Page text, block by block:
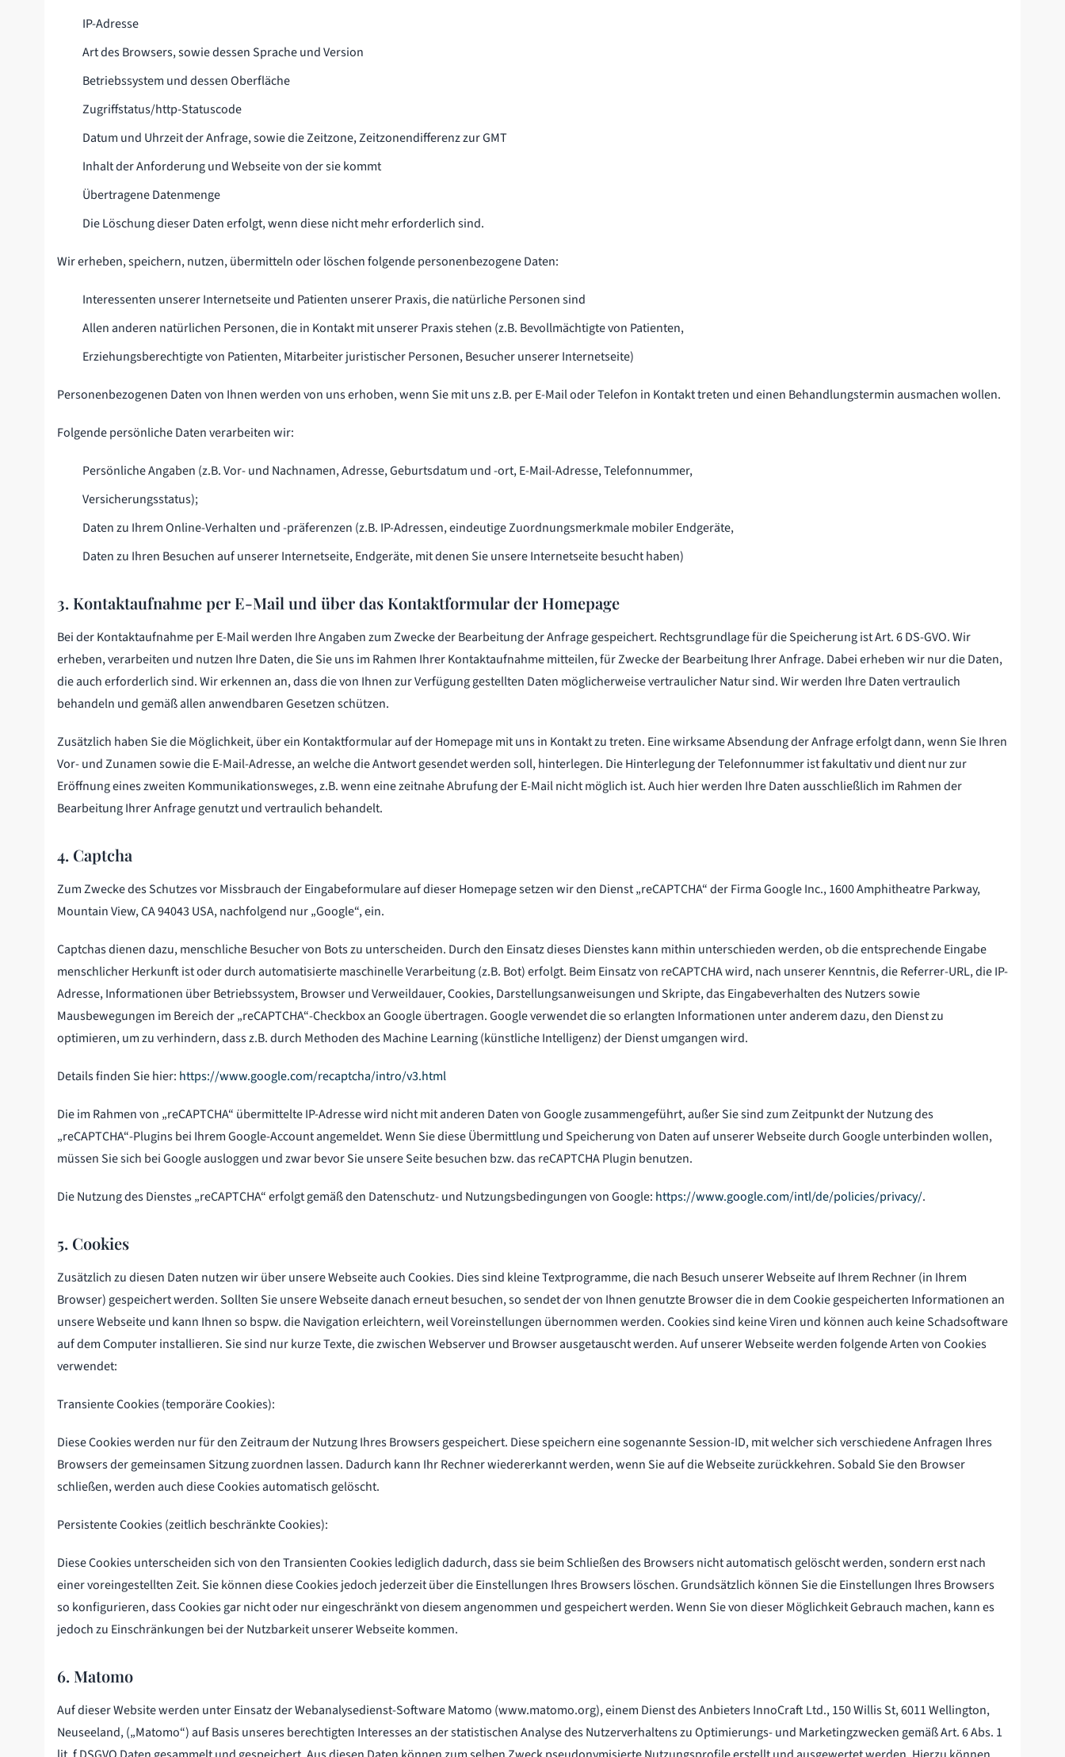
IP-Adresse
Art des Browsers, sowie dessen Sprache und Version
Betriebssystem und dessen Oberfläche
Zugriffstatus/http-Statuscode
Datum und Uhrzeit der Anfrage, sowie die Zeitzone, Zeitzonendifferenz zur GMT
Inhalt der Anforderung und Webseite von der sie kommt
Übertragene Datenmenge
Die Löschung dieser Daten erfolgt, wenn diese nicht mehr erforderlich sind.
Wir erheben, speichern, nutzen, übermitteln oder löschen folgende personenbezogene Daten:
Interessenten unserer Internetseite und Patienten unserer Praxis, die natürliche Personen sind
Allen anderen natürlichen Personen, die in Kontakt mit unserer Praxis stehen (z.B. Bevollmächtigte von Patienten,
Erziehungsberechtigte von Patienten, Mitarbeiter juristischer Personen, Besucher unserer Internetseite)
Personenbezogenen Daten von Ihnen werden von uns erhoben, wenn Sie mit uns z.B. per E-Mail oder Telefon in Kontakt treten und einen Behandlungstermin ausmachen wollen.
Folgende persönliche Daten verarbeiten wir:
Persönliche Angaben (z.B. Vor- und Nachnamen, Adresse, Geburtsdatum und -ort, E-Mail-Adresse, Telefonnummer,
Versicherungsstatus);
Daten zu Ihrem Online-Verhalten und -präferenzen (z.B. IP-Adressen, eindeutige Zuordnungsmerkmale mobiler Endgeräte,
Daten zu Ihren Besuchen auf unserer Internetseite, Endgeräte, mit denen Sie unsere Internetseite besucht haben)
3. Kontaktaufnahme per E-Mail und über das Kontaktformular der Homepage
Bei der Kontaktaufnahme per E-Mail werden Ihre Angaben zum Zwecke der Bearbeitung der Anfrage gespeichert. Rechtsgrundlage für die Speicherung ist Art. 6 DS-GVO. Wir
erheben, verarbeiten und nutzen Ihre Daten, die Sie uns im Rahmen Ihrer Kontaktaufnahme mitteilen, für Zwecke der Bearbeitung Ihrer Anfrage. Dabei erheben wir nur die Daten,
die auch erforderlich sind. Wir erkennen an, dass die von Ihnen zur Verfügung gestellten Daten möglicherweise vertraulicher Natur sind. Wir werden Ihre Daten vertraulich
behandeln und gemäß allen anwendbaren Gesetzen schützen.
Zusätzlich haben Sie die Möglichkeit, über ein Kontaktformular auf der Homepage mit uns in Kontakt zu treten. Eine wirksame Absendung der Anfrage erfolgt dann, wenn Sie Ihren
Vor- und Zunamen sowie die E-Mail-Adresse, an welche die Antwort gesendet werden soll, hinterlegen. Die Hinterlegung der Telefonnummer ist fakultativ und dient nur zur
Eröffnung eines zweiten Kommunikationsweges, z.B. wenn eine zeitnahe Abrufung der E-Mail nicht möglich ist. Auch hier werden Ihre Daten ausschließlich im Rahmen der
Bearbeitung Ihrer Anfrage genutzt und vertraulich behandelt.
4. Captcha
Zum Zwecke des Schutzes vor Missbrauch der Eingabeformulare auf dieser Homepage setzen wir den Dienst „reCAPTCHA“ der Firma Google Inc., 1600 Amphitheatre Parkway,
Mountain View, CA 94043 USA, nachfolgend nur „Google“, ein.
Captchas dienen dazu, menschliche Besucher von Bots zu unterscheiden. Durch den Einsatz dieses Dienstes kann mithin unterschieden werden, ob die entsprechende Eingabe
menschlicher Herkunft ist oder durch automatisierte maschinelle Verarbeitung (z.B. Bot) erfolgt. Beim Einsatz von reCAPTCHA wird, nach unserer Kenntnis, die Referrer-URL, die IP-
Adresse, Informationen über Betriebssystem, Browser und Verweildauer, Cookies, Darstellungsanweisungen und Skripte, das Eingabeverhalten des Nutzers sowie
Mausbewegungen im Bereich der „reCAPTCHA“-Checkbox an Google übertragen. Google verwendet die so erlangten Informationen unter anderem dazu, den Dienst zu
optimieren, um zu verhindern, dass z.B. durch Methoden des Machine Learning (künstliche Intelligenz) der Dienst umgangen wird.
Details finden Sie hier: https://www.google.com/recaptcha/intro/v3.html
Die im Rahmen von „reCAPTCHA“ übermittelte IP-Adresse wird nicht mit anderen Daten von Google zusammengeführt, außer Sie sind zum Zeitpunkt der Nutzung des
„reCAPTCHA“-Plugins bei Ihrem Google-Account angemeldet. Wenn Sie diese Übermittlung und Speicherung von Daten auf unserer Webseite durch Google unterbinden wollen,
müssen Sie sich bei Google ausloggen und zwar bevor Sie unsere Seite besuchen bzw. das reCAPTCHA Plugin benutzen.
Die Nutzung des Dienstes „reCAPTCHA“ erfolgt gemäß den Datenschutz- und Nutzungsbedingungen von Google: https://www.google.com/intl/de/policies/privacy/.
5. Cookies
Zusätzlich zu diesen Daten nutzen wir über unsere Webseite auch Cookies. Dies sind kleine Textprogramme, die nach Besuch unserer Webseite auf Ihrem Rechner (in Ihrem
Browser) gespeichert werden. Sollten Sie unsere Webseite danach erneut besuchen, so sendet der von Ihnen genutzte Browser die in dem Cookie gespeicherten Informationen an
unsere Webseite und kann Ihnen so bspw. die Navigation erleichtern, weil Voreinstellungen übernommen werden. Cookies sind keine Viren und können auch keine Schadsoftware
auf dem Computer installieren. Sie sind nur kurze Texte, die zwischen Webserver und Browser ausgetauscht werden. Auf unserer Webseite werden folgende Arten von Cookies
verwendet:
Transiente Cookies (temporäre Cookies):
Diese Cookies werden nur für den Zeitraum der Nutzung Ihres Browsers gespeichert. Diese speichern eine sogenannte Session-ID, mit welcher sich verschiedene Anfragen Ihres
Browsers der gemeinsamen Sitzung zuordnen lassen. Dadurch kann Ihr Rechner wiedererkannt werden, wenn Sie auf die Webseite zurückkehren. Sobald Sie den Browser
schließen, werden auch diese Cookies automatisch gelöscht.
Persistente Cookies (zeitlich beschränkte Cookies):
Diese Cookies unterscheiden sich von den Transienten Cookies lediglich dadurch, dass sie beim Schließen des Browsers nicht automatisch gelöscht werden, sondern erst nach
einer voreingestellten Zeit. Sie können diese Cookies jedoch jederzeit über die Einstellungen Ihres Browsers löschen. Grundsätzlich können Sie die Einstellungen Ihres Browsers
so konfigurieren, dass Cookies gar nicht oder nur eingeschränkt von diesem angenommen und gespeichert werden. Wenn Sie von dieser Möglichkeit Gebrauch machen, kann es
jedoch zu Einschränkungen bei der Nutzbarkeit unserer Webseite kommen.
6. Matomo
Auf dieser Website werden unter Einsatz der Webanalysedienst-Software Matomo (www.matomo.org), einem Dienst des Anbieters InnoCraft Ltd., 150 Willis St, 6011 Wellington,
Neuseeland, („Matomo“) auf Basis unseres berechtigten Interesses an der statistischen Analyse des Nutzerverhaltens zu Optimierungs- und Marketingzwecken gemäß Art. 6 Abs. 1